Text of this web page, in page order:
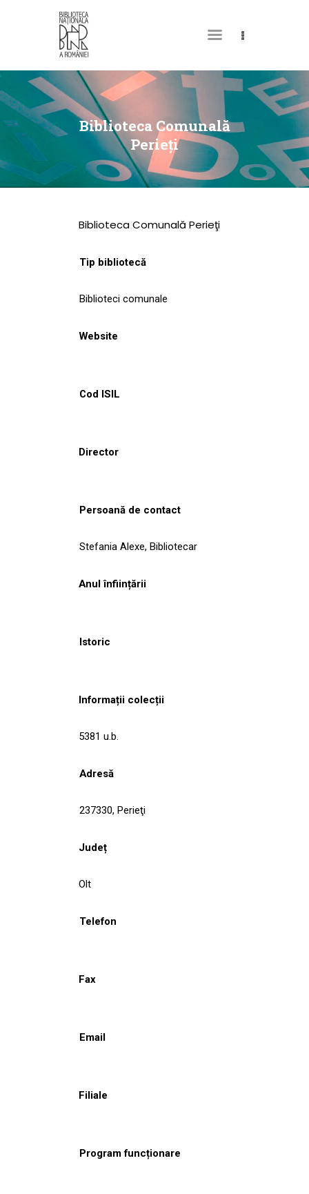
Biblioteca Comunală
Perieţi
DESPRE NOI
PERMISUL MEU DE
BIBLIOTECĂ
CATALOAGE ȘI
COLECȚII
CULTURALE
NOUTĂȚI
Biblioteca Comunală Perieţi
Tip bibliotecă
Biblioteci comunale
Website
Cod ISIL
Director
Persoană de contact
Stefania Alexe, Bibliotecar
Anul înființării
Istoric
Informații colecții
5381 u.b.
Adresă
237330, Perieţi
Județ
Olt
Telefon
Fax
Email
Filiale
Program funcționare